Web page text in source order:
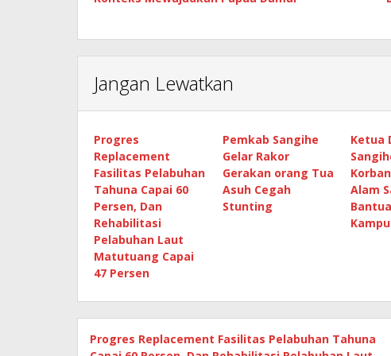
Jangan Lewatkan
Progres
Replacement
Fasilitas Pelabuhan
Tahuna Capai 60
Persen, Dan
Rehabilitasi
Pelabuhan Laut
Matutuang Capai
47 Persen
Pemkab Sangihe
Gelar Rakor
Gerakan orang Tua
Asuh Cegah
Stunting
Ketua
Alam
Progres Replacement Fasilitas Pelabuhan Tahuna